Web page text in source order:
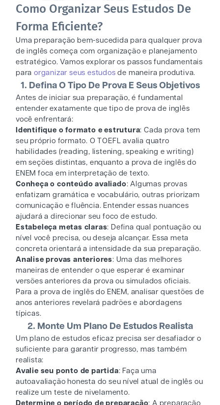
Como Organizar Seus Estudos De
Forma Eficiente?
Uma preparação bem-sucedida para qualquer prova
de inglês começa com organização e planejamento
estratégico. Vamos explorar os passos fundamentais
para organizar seus estudos de maneira produtiva.
1. Defina O Tipo De Prova E Seus Objetivos
Antes de iniciar sua preparação, é fundamental
entender exatamente que tipo de prova de inglês
você enfrentará:
Identifique o formato e estrutura: Cada prova tem
seu próprio formato. O TOEFL avalia quatro
habilidades (reading, listening, speaking e writing)
em seções distintas, enquanto a prova de inglês do
ENEM foca em interpretação de texto.
Conheça o conteúdo avaliado: Algumas provas
enfatizam gramática e vocabulário, outras priorizam
comunicação e fluência. Entender essas nuances
ajudará a direcionar seu foco de estudo.
Estabeleça metas claras: Defina qual pontuação ou
nível você precisa, ou deseja alcançar. Essa meta
concreta orientará a intensidade da sua preparação.
Analise provas anteriores: Uma das melhores
maneiras de entender o que esperar é examinar
versões anteriores da prova ou simulados oficiais.
Para a prova de inglês do ENEM, analisar questões de
anos anteriores revelará padrões e abordagens
típicas.
2. Monte Um Plano De Estudos Realista
Um plano de estudos eficaz precisa ser desafiador o
suficiente para garantir progresso, mas também
realista:
Avalie seu ponto de partida: Faça uma
autoavaliação honesta do seu nível atual de inglês ou
realize um teste de nivelamento.
Determine o período de preparação: A preparação